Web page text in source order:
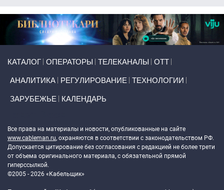
КАТАЛОГ ОПЕРАТОРЫ ТЕЛЕКАНАЛЫ ОТТ
АНАЛИТИКА РЕГУЛИРОВАНИЕ ТЕХНОЛОГИИ
ЗАРУБЕЖЬЕ КАЛЕНДАРЬ
Все права на материалы и новости, опубликованные на сайте
www.cableman.ru, охраняются в соответствии с законодательством РФ.
Допускается цитирование без согласования с редакцией не более трети
от объема оригинального материала, с обязательной прямой
гиперссылкой.
©2005 - 2026 «Кабельщик»